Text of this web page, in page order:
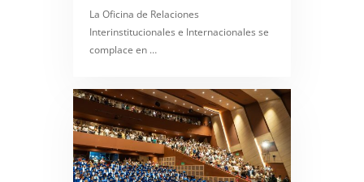
La Oficina de Relaciones
Interinstitucionales e Internacionales se
complace en …